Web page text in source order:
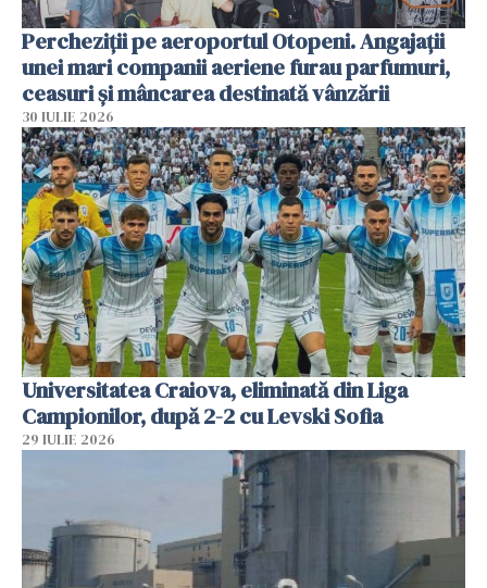
Percheziții pe aeroportul Otopeni. Angajații
unei mari companii aeriene furau parfumuri,
ceasuri și mâncarea destinată vânzării
30 IULIE 2026
Universitatea Craiova, eliminată din Liga
Campionilor, după 2-2 cu Levski Sofia
29 IULIE 2026